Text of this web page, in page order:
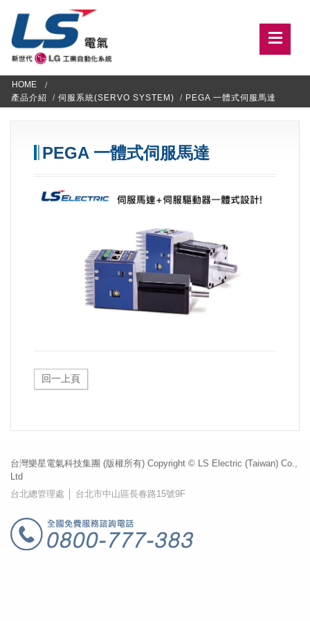
HOME
產品介紹
/ 伺服系統(SERVO SYSTEM) / PEGA 一體式伺服馬達
PEGA 一體式伺服馬達
台灣樂星電氣科技集團 (版權所有) Copyright © LS Electric (Taiwan) Co.,
Ltd
台北總管理處 │ 台北市中山區長春路15號9F